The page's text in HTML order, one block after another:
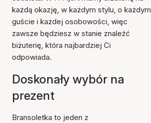
każdą okazję, w każdym stylu, o każdym
guście i każdej osobowości, więc
zawsze będziesz w stanie znaleźć
biżuterię, która najbardziej Ci
odpowiada.
Doskonały wybór na
prezent
Bransoletka to jeden z